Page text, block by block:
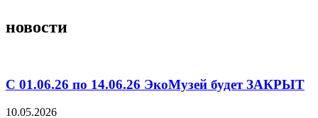
новости
С 01.06.26 по 14.06.26 ЭкоМузей будет ЗАКРЫТ
10.05.2026